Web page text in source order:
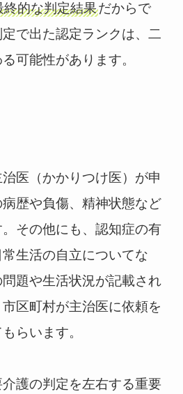
的な判定結果だからで
で出た認定ランクは、二
可能性があります。
医（かかりつけ医）が申
歴や負傷、精神状態など
その他にも、認知症の有
生活の自立についてな
題や生活状況が記載され
区町村が主治医に依頼を
らいます。
護の判定を左右する重要